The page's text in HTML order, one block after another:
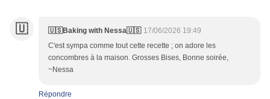
🇺 🇺🇸Baking with Nessa🇺🇸 17/06/2026 19:49
C'est sympa comme tout cette recette ; on adore les
concombres à la maison. Grosses Bises, Bonne soirée,
~Nessa
Répondre